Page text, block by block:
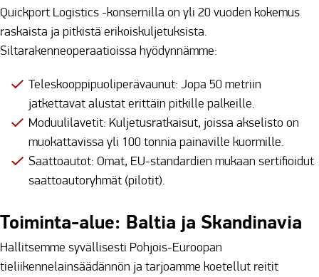
Quickport Logistics -konsernilla on yli 20 vuoden kokemus
raskaista ja pitkistä erikoiskuljetuksista.
Siltarakenneoperaatioissa hyödynnämme:
Teleskooppipuoliperävaunut: Jopa 50 metriin
jatkettavat alustat erittäin pitkille palkeille.
Moduulilavetit: Kuljetusratkaisut, joissa akselisto on
muokattavissa yli 100 tonnia painaville kuormille.
Saattoautot: Omat, EU-standardien mukaan sertifioidut
saattoautoryhmät (pilotit).
Toiminta-alue: Baltia ja Skandinavia
Hallitsemme syvällisesti Pohjois-Euroopan
tieliikennelainsäädännön ja tarjoamme koetellut reitit